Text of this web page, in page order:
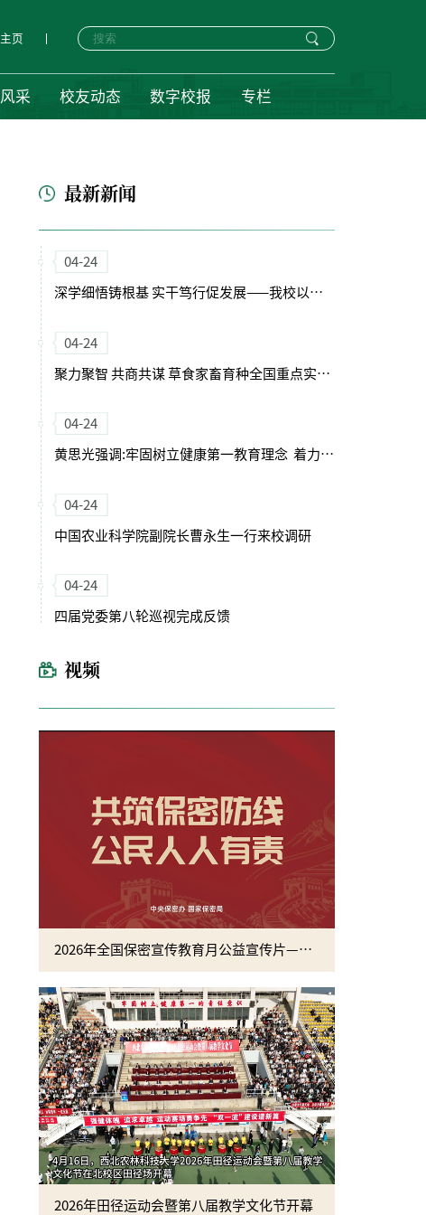
页
采 校友动态 数字校报 专栏
最新新闻
04-24
深学细悟铸根基 实干笃行促发展——我校以正确政绩观引领“十五五”开局新征程
04-24
聚力聚智 共商共谋 草食家畜育种全国重点实验室（筹）学术委员会会议召开
04-24
黄思光强调:牢固树立健康第一教育理念 着力培养德智体美劳全面发展的卓越农林人才
04-24
中国农业科学院副院长曹永生一行来校调研
04-24
四届党委第八轮巡视完成反馈
视频
2026年全国保密宣传教育月公益宣传片—方寸之间
2026年田径运动会暨第八届教学文化节开幕